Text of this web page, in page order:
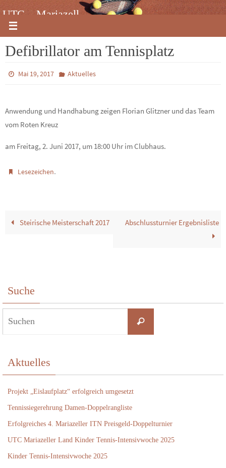
Zum
Inhalt
UTC – Mariazell
Defibrillator am Tennisplatz
Mai 19, 2017 Aktuelles
Anwendung und Handhabung zeigen Florian Glitzner und das Team
vom Roten Kreuz
am Freitag, 2. Juni 2017, um 18:00 Uhr im Clubhaus.
Lesezeichen.
Steirische Meisterschaft 2017 Abschlussturnier Ergebnisliste
Suche
Suchen
Aktuelles
Projekt „Eislaufplatz“ erfolgreich umgesetzt
Tennissiegerehrung Damen-Doppelrangliste
Erfolgreiches 4. Mariazeller ITN Preisgeld-Doppelturnier
UTC Mariazeller Land Kinder Tennis-Intensivwoche 2025
Kinder Tennis-Intensivwoche 2025